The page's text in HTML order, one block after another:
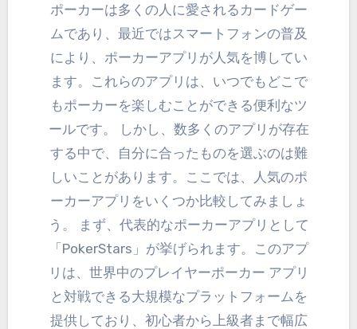
ポーカーは多くの人に愛されるカードゲー
ムであり、最近ではスマートフォンの普及
により、ポーカーアプリが人気を博してい
ます。これらのアプリは、いつでもどこで
もポーカーを楽しむことができる便利なツ
ールです。 しかし、数多くのアプリが存在
する中で、自分に合ったものを選ぶのは難
しいことがあります。ここでは、人気のポ
ーカーアプリをいくつか比較してみましょ
う。 まず、代表的なポーカーアプリとして
「PokerStars」が挙げられます。このアプ
リは、世界中のプレイヤーポーカー アプリ
と対戦できる大規模なプラットフォームを
提供しており、初心者から上級者まで幅広